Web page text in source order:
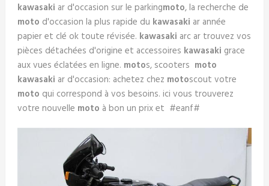
kawasaki ar d'occasion sur le parkingmoto, la recherche de
moto d'occasion la plus rapide du kawasaki ar année
papier et clé ok toute révisée. kawasaki arc ar trouvez vos
pièces détachées d'origine et accessoires kawasaki grace
aux vues éclatées en ligne. motos, scooters moto
kawasaki ar d'occasion: achetez chez motoscout votre
moto qui correspond à vos besoins. ici vous trouverez
votre nouvelle moto à bon un prix et #eanf#